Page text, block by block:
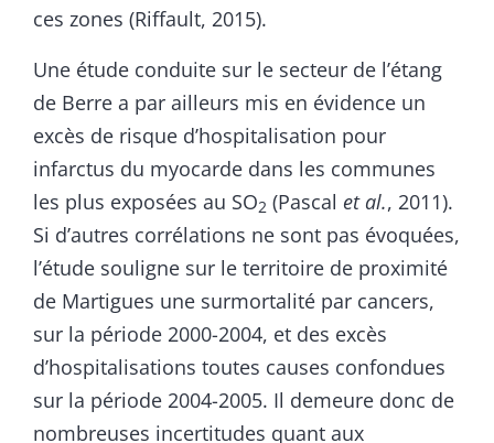
ces zones (Riffault, 2015).
Une étude conduite sur le secteur de l’étang
de Berre a par ailleurs mis en évidence un
excès de risque d’hospitalisation pour
infarctus du myocarde dans les communes
les plus exposées au SO2 (Pascal et al., 2011).
Si d’autres corrélations ne sont pas évoquées,
l’étude souligne sur le territoire de proximité
de Martigues une surmortalité par cancers,
sur la période 2000-2004, et des excès
d’hospitalisations toutes causes confondues
sur la période 2004-2005. Il demeure donc de
nombreuses incertitudes quant aux